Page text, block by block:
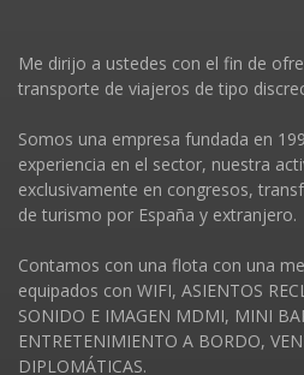
Me dirijo a ustedes con el fin de
transporte de viajeros de tipo
Somos una empresa fundada en
experiencia en el sector, nuestra
exclusivamente en congresos,
de turismo por España y extranjero.
Contamos con una flota con una
equipados con WIFI, ASIENTOS
SONIDO E IMAGEN MDMI, MINI
ENTRETENIMIENTO A BORDO,
DIPLOMÁTICAS.